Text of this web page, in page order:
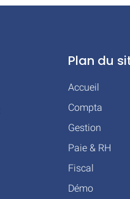
Plan du
Accueil
Compta
Gestion
Paie & RH
Fiscal
Démo